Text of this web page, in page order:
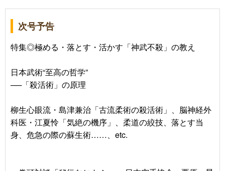
次号予告
特集◎極める・落とす・活かす「神武不殺」の教え
日本武術“至高の哲学”
──「殺活術」の原理
柳生心眼流・島津兼治「古流柔術の殺活術」、脳神経外
科医・江夏怜「気絶の機序」、柔道の絞技、落とす当
身、危急の際の蘇生術……、etc.